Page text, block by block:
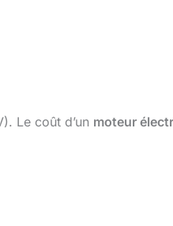
Le coût d’un moteur